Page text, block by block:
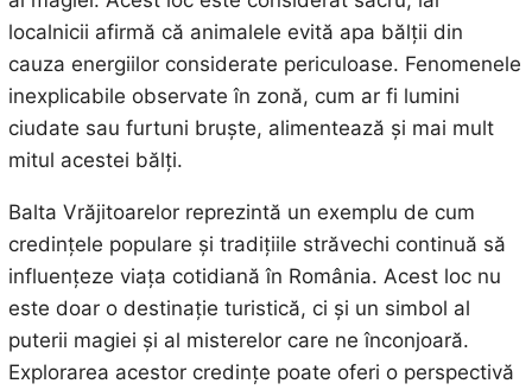
localnicii afirmă că animalele evită apa bălții din
cauza energiilor considerate periculoase. Fenomenele
inexplicabile observate în zonă, cum ar fi lumini
ciudate sau furtuni bruște, alimentează și mai mult
mitul acestei bălți.
Balta Vrăjitoarelor reprezintă un exemplu de cum
credințele populare și tradițiile străvechi continuă să
influențeze viața cotidiană în România. Acest loc nu
este doar o destinație turistică, ci și un simbol al
puterii magiei și al misterelor care ne înconjoară.
Explorarea acestor credințe poate oferi o perspectivă